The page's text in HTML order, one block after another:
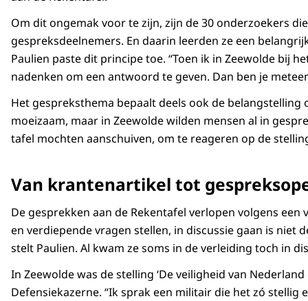
Om dit ongemak voor te zijn, zijn de 30 onderzoekers
gespreksdeelnemers. En daarin leerden ze een
Paulien paste dit principe toe. “Toen ik in Zeewolde bij
nadenken om een antwoord te geven. Dan ben je
Het gespreksthema bepaalt deels ook de belangstelling
moeizaam, maar in Zeewolde wilden mensen al in
tafel mochten aanschuiven, om te reageren op de
Van krantenartikel tot
De gesprekken aan de Rekentafel verlopen volgens
en verdiepende vragen stellen, in discussie gaan is niet
stelt Paulien. Al kwam ze soms in de verleiding toch in
In Zeewolde was de stelling ‘De veiligheid van
Defensiekazerne. “Ik sprak een militair die het zó